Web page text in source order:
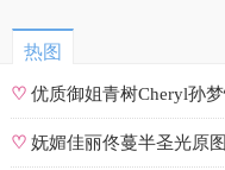
热图
♡优质御姐青树Cheryl孙
遮罩私拍
♡妩媚佳丽佟蔓半圣光原图